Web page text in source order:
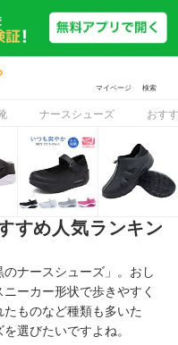
マイページ 検索
ナースシューズ おす
すめ人気ランキン
ナースシューズ」。おし
ーカー形状で歩きやすく
ものなど種類も多いた
選びたいですよね。